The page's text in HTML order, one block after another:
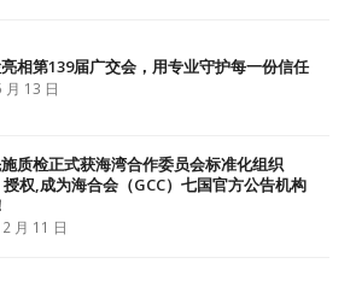
相第139届广交会，用专业守护每一份信任
月 13 日
质检正式获海湾合作委员会标准化组织
授权,成为海合会（GCC）七国官方公告机构
月 11 日